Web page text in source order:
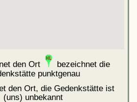
den Ort
bezeichnet die
punktgenau
den Ort, die Gedenkstätte ist
(uns) unbekannt